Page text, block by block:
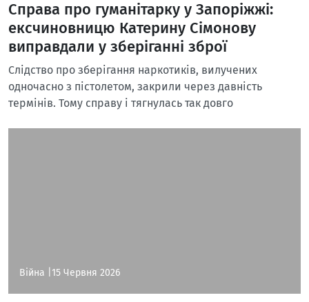
Справа про гуманітарку у Запоріжжі:
ексчиновницю Катерину Сімонову
виправдали у зберіганні зброї
Слідство про зберігання наркотиків, вилучених
одночасно з пістолетом, закрили через давність
термінів. Тому справу і тягнулась так довго
Війна | 15 Червня 2026